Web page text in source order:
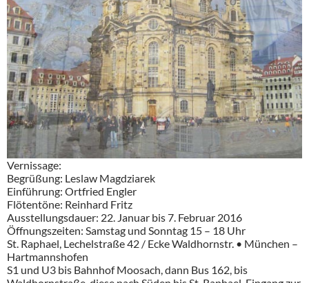
Vernissage:
Begrüßung: Leslaw Magdziarek
Einführung: Ortfried Engler
Flötentöne: Reinhard Fritz
Ausstellungsdauer: 22. Januar bis 7. Februar 2016
Öffnungszeiten: Samstag und Sonntag 15 – 18 Uhr
St. Raphael, Lechelstraße 42 / Ecke Waldhornstr. • München –
Hartmannshofen
S1 und U3 bis Bahnhof Moosach, dann Bus 162, bis